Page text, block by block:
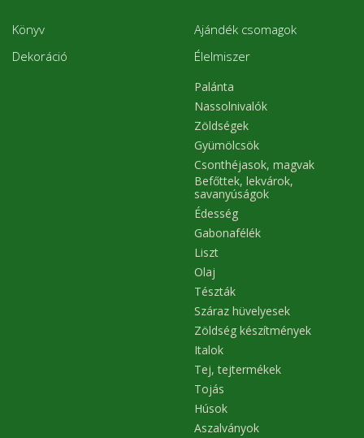
Könyv
Dekoráció
Ajándék csomagok
Élelmiszer
Palánta
Nassolnivalók
Zöldségek
Gyümölcsök
Csonthéjasok, magvak
Befőttek, lekvárok,
savanyúságok
Édesség
Gabonafélék
Liszt
Olaj
Tészták
Száraz hüvelyesek
Zöldség készítmények
Italok
Tej, tejtermékek
Tojás
Húsok
Aszalványok